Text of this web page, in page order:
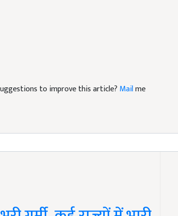
to improve this article?
गर्मी, कई राज्यों में भारी